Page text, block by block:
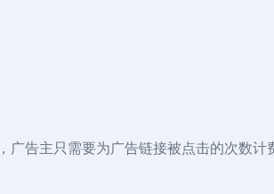
广告主只需要为广告链接被点击的次数